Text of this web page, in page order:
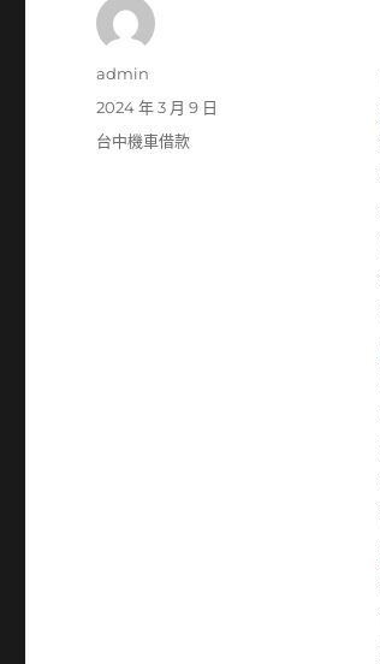
作
admin
發
佈
2024 年 3 月 9 日
分
台中機車借款